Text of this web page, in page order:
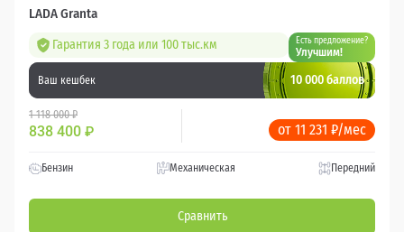
LADA Granta
Гарантия 3 года или 100 тыс.км Есть предложение?
Улучшим!
Ваш кешбек 10 000 баллов
1 118 000 ₽
838 400 ₽ от 11 231 ₽/мес
Бензин Механическая Передний
Сравнить